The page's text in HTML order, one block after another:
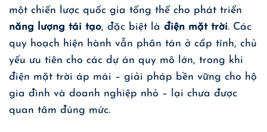
một chiến lược quốc gia tổng thể cho phát triển
năng lượng tái tạo, đặc biệt là điện mặt trời. Các
quy hoạch hiện hành vẫn phân tán ở cấp tỉnh, chủ
yếu ưu tiên cho các dự án quy mô lớn, trong khi
điện mặt trời áp mái – giải pháp bền vững cho hộ
gia đình và doanh nghiệp nhỏ – lại chưa được
quan tâm đúng mức.